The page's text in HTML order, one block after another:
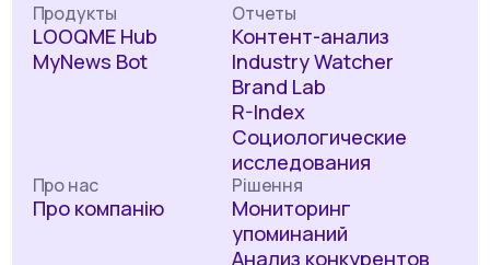
Продукты
LOOQME Hub
MyNews Bot
Отчеты
Контент-анализ
Industry Watcher
Brand Lab
R-Index
Социологические
исследования
Рішення
Мониторинг
упоминаний
Анализ конкурентов
Про нас
Про компанію